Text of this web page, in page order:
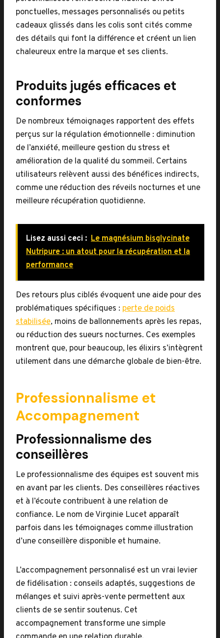
ponctuelles, messages personnalisés ou petits
cadeaux glissés dans les colis sont cités comme
des détails qui font la différence et créent un lien
chaleureux entre la marque et ses clients.
Produits jugés efficaces et
conformes
De nombreux témoignages rapportent des effets
perçus sur la régulation émotionnelle : diminution
de l’anxiété, meilleure gestion du stress et
amélioration de la qualité du sommeil. Certains
utilisateurs relèvent aussi des bénéfices indirects,
comme une réduction des réveils nocturnes et une
meilleure récupération quotidienne.
Lisez aussi ceci : Le magnésium bisglycinate
Nutripure : un atout pour la récupération et la
performance
Des retours plus ciblés évoquent une aide pour des
problématiques spécifiques : perte de poids
stabilisée, moins de ballonnements après les repas,
ou réduction des sueurs nocturnes. Ces exemples
montrent que, pour beaucoup, les élixirs s’intègrent
utilement dans une démarche globale de bien-être.
Professionnalisme et
Accompagnement
Professionnalisme des
conseillères
Le professionnalisme des équipes est souvent mis
en avant par les clients. Des conseillères réactives
et à l’écoute contribuent à une relation de
confiance. Le nom de Virginie Lucet apparaît
parfois dans les témoignages comme illustration
d’une conseillère disponible et humaine.
L’accompagnement personnalisé est un vrai levier
de fidélisation : conseils adaptés, suggestions de
mélanges et suivi après-vente permettent aux
clients de se sentir soutenus. Cet
accompagnement transforme une simple